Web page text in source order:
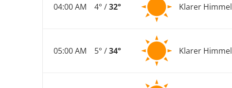
04:00 AM 4° /32° Klarer Himmel
05:00 AM 5° /34° Klarer Himmel